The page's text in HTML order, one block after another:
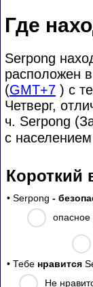
Где
Serpong
расположен
(GMT+7 ) с
Четверг,
ч. Serpong
с населением
Короткий
• Serpong -
опасное
• Тебе нравится
Не